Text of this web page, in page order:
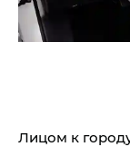
Лицом к